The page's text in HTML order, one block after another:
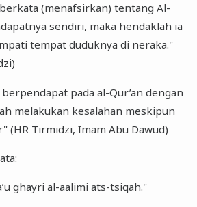
(menafsirkan) tentang Al-
sendiri, maka hendaklah ia
tempat duduknya di neraka."
pada al-Qur’an dengan
melakukan kesalahan meskipun
(HR Tirmidzi, Imam Abu Dawud)
ghayri al-aalimi ats-tsiqah."